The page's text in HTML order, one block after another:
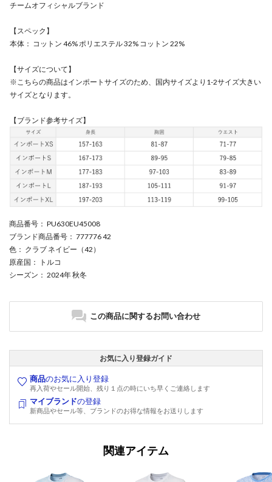
チームオフィシャルブランド
【スペック】
本体： コットン 46% ポリエステル 32% コットン 22%
【サイズについて】
※こちらの商品はインポートサイズのため、国内サイズより1-2サイズ大きい
サイズとなります。
【ブランド参考サイズ】
商品番号 ： PU630EU45008
ブランド商品番号 ： 777776 42
色 ： クラブ ネイビー（42）
原産国 ： トルコ
シーズン ： 2024年 秋冬
この商品に関するお問い合わせ
お気に入り登録ガイド
商品のお気に入り登録
再入荷やセール開始、残り１点の時にいち早くご連絡します
マイブランドの登録
新商品やセール等、ブランドのお得な情報をお送りします
関連アイテム